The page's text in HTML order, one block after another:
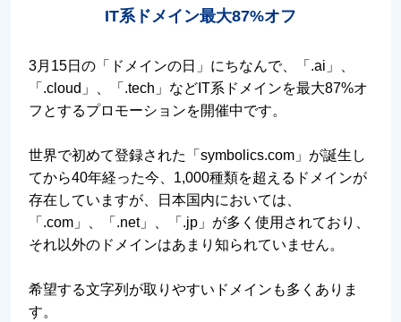
IT系ドメイン最大87%オフ
3月15日の「ドメインの日」にちなんで、「.ai」、
「.cloud」、「.tech」などIT系ドメインを最大87%オ
フとするプロモーションを開催中です。
世界で初めて登録された「symbolics.com」が誕生し
てから40年経った今、1,000種類を超えるドメインが
存在していますが、日本国内においては、
「.com」、「.net」、「.jp」が多く使用されており、
それ以外のドメインはあまり知られていません。
希望する文字列が取りやすいドメインも多くありま
す。